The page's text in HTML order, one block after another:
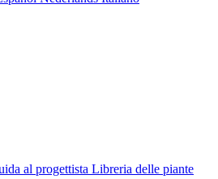
al progettista Libreria delle piante